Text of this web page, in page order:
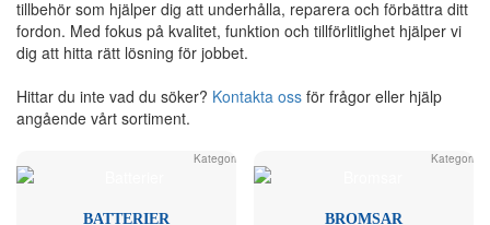
tillbehör som hjälper dig att underhålla, reparera och förbättra ditt
fordon. Med fokus på kvalitet, funktion och tillförlitlighet hjälper vi
dig att hitta rätt lösning för jobbet.
Hittar du inte vad du söker? Kontakta oss för frågor eller hjälp
angående vårt sortiment.
Kategori
BATTERIER
Kategori
BROMSAR